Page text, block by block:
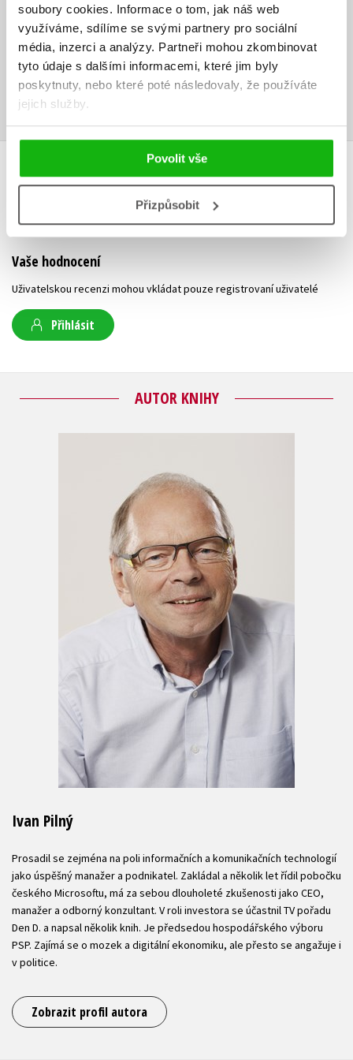
soubory cookies. Informace o tom, jak náš web
využíváme, sdílíme se svými partnery pro sociální
média, inzerci a analýzy. Partneři mohou zkombinovat
tyto údaje s dalšími informacemi, které jim byly
poskytnuty, nebo které poté následovaly, že používáte
jejich služby.
Povolit vše
Přizpůsobit
tomto žánru.
Ke stažení
PDF Obsah.pdf PDF Ukázka.pdf
HODNOCENÍ ČTENÁŘŮ
Vaše hodnocení
Uživatelskou recenzi mohou vkládat pouze registrovaní uživatelé
Přihlásit
AUTOR KNIHY
Ivan Pilný
Prosadil se zejména na poli informačních a komunikačních technologií
jako úspěšný manažer a podnikatel. Zakládal a několik let řídil pobočku
českého Microsoftu, má za sebou dlouholeté zkušenosti jako CEO,
manažer a odborný konzultant. V roli investora se účastnil TV pořadu
Den D. a napsal několik knih. Je předsedou hospodářského výboru
PSP. Zajímá se o mozek a digitální ekonomiku, ale přesto se angažuje i
v politice.
Zobrazit profil autora